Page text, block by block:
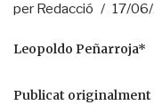
per Redacció 17/
Leopoldo Peñarroja*
Publicat originalment